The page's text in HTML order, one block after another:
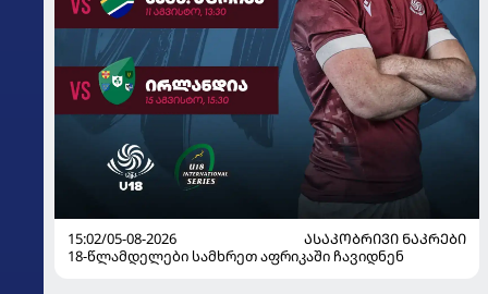
15:02/05-08-2026
ᲐᲡᲐᲙᲝᲑᲠᲘᲕᲘ ᲜᲐᲙᲠᲔᲑᲘ
18-წლამდელები სამხრეთ აფრიკაში ჩავიდნენ